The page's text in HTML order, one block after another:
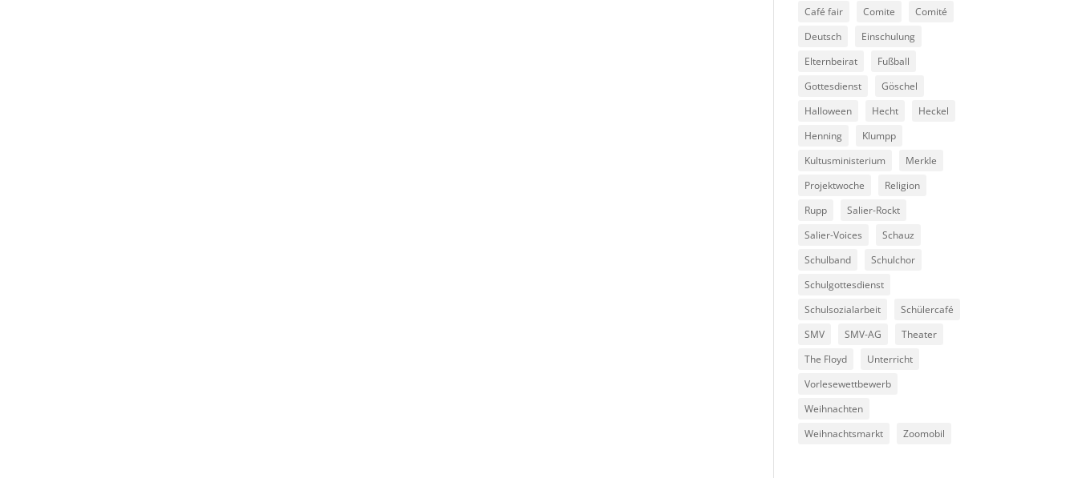
Café fair
Comite
Comité
Deutsch
Einschulung
Elternbeirat
Fußball
Gottesdienst
Göschel
Halloween
Hecht
Heckel
Henning
Klumpp
Kultusministerium
Merkle
Projektwoche
Religion
Rupp
Salier-Rockt
Salier-Voices
Schauz
Schulband
Schulchor
Schulgottesdienst
Schulsozialarbeit
Schülercafé
SMV
SMV-AG
Theater
The Floyd
Unterricht
Vorlesewettbewerb
Weihnachten
Weihnachtsmarkt
Zoomobil